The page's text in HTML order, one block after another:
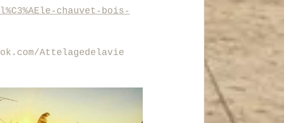
chauvet-bois-
Attelagedelavie